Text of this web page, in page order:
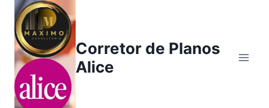
Corretor de Planos
Alice